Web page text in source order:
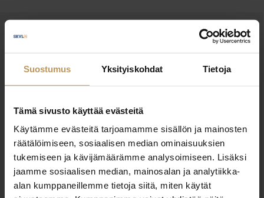
Suostumus Yksityiskohdat Tietoja
Tämä sivusto käyttää evästeitä
Käytämme evästeitä tarjoamamme sisällön ja mainosten
räätälöimiseen, sosiaalisen median ominaisuuksien
tukemiseen ja kävijämäärämme analysoimiseen. Lisäksi
jaamme sosiaalisen median, mainosalan ja analytiikka-
alan kumppaneillemme tietoja siitä, miten käytät
Miten voin auttaa
asuntoasioissa?
Jätä yhteystietosi, niin otan yhteyttä
Jani Kaisto
040 960 6424